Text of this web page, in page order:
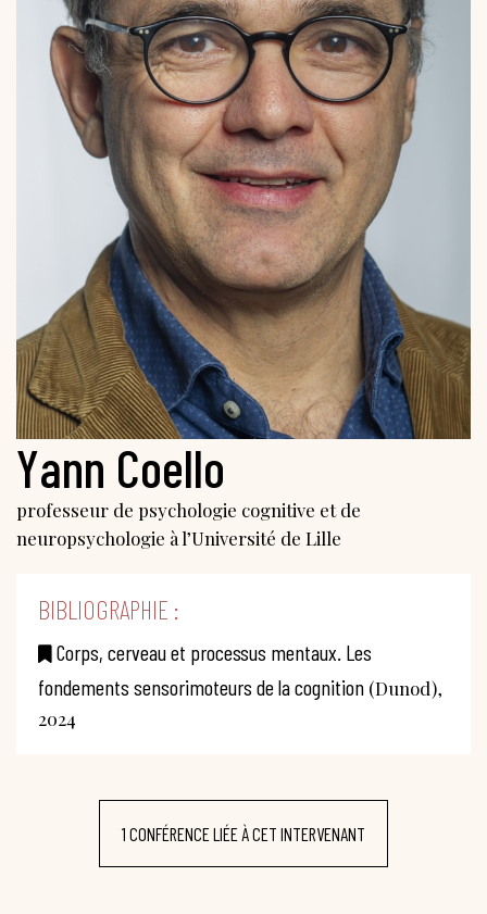
Yann Coello
professeur de psychologie cognitive et de
neuropsychologie à l’Université de Lille
BIBLIOGRAPHIE :
Corps, cerveau et processus mentaux. Les
fondements sensorimoteurs de la cognition (Dunod),
2024
1 CONFÉRENCE LIÉE À CET INTERVENANT